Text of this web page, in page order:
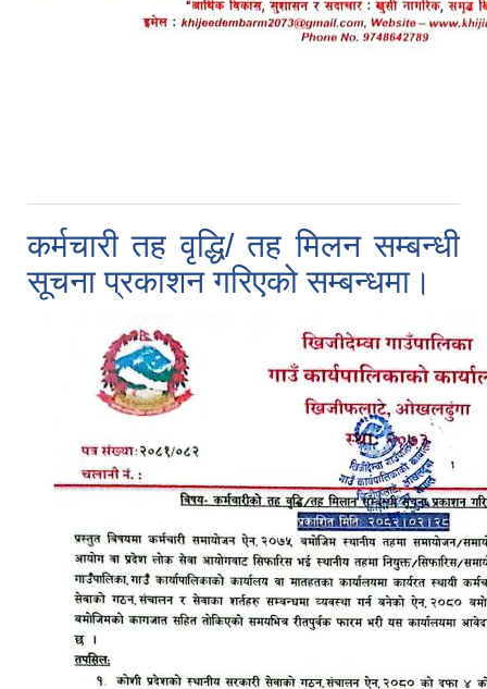
कर्मचारी तह वृद्धि/ तह मिलन सम्बन्धी
सूचना प्रकाशन गरिएको सम्बन्धमा।